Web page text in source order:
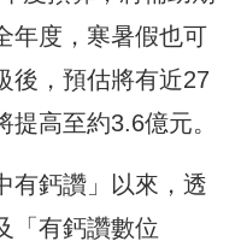
年度，寒暑假也可
後，預估將有近27
高至約3.6億元。
有鈣讚」以來，透
「有鈣讚數位